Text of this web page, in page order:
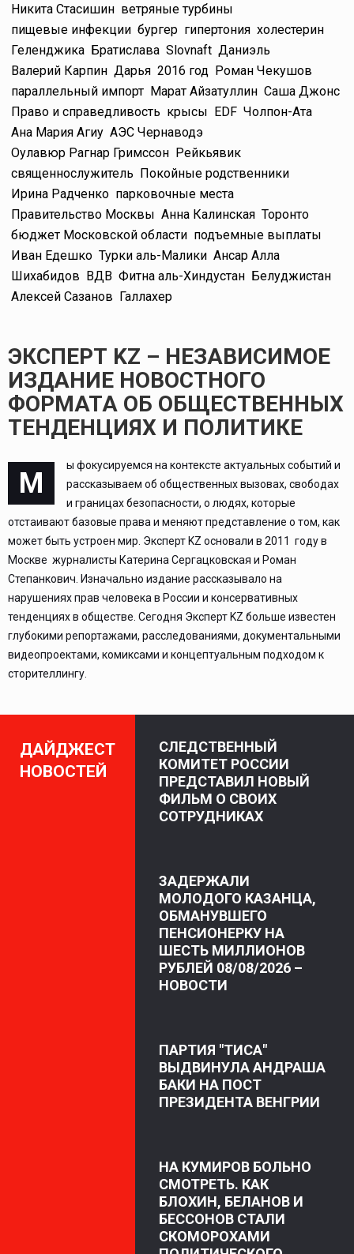
Никита Стасишин ветряные турбины
пищевые инфекции бургер гипертония холестерин
Геленджика Братислава Slovnaft Даниэль
Валерий Карпин Дарья 2016 год Роман Чекушов
параллельный импорт Марат Айзатуллин Саша Джонс
Право и справедливость крысы EDF Чолпон-Ата
Ана Мария Агиу АЭС Чернаводэ
Оулавюр Рагнар Гримссон Рейкьявик
священнослужитель Покойные родственники
Ирина Радченко парковочные места
Правительство Москвы Анна Калинская Торонто
бюджет Московской области подъемные выплаты
Иван Едешко Турки аль-Малики Ансар Алла
Шихабидов ВДВ Фитна аль-Хиндустан Белуджистан
Алексей Сазанов Галлахер
ЭКСПЕРТ KZ – НЕЗАВИСИМОЕ
ИЗДАНИЕ НОВОСТНОГО
ФОРМАТА ОБ ОБЩЕСТВЕННЫХ
ТЕНДЕНЦИЯХ И ПОЛИТИКЕ
М
ы фокусируемся на контексте актуальных событий и
рассказываем об общественных вызовах, свободах
и границах безопасности, о людях, которые
отстаивают базовые права и меняют представление о том, как
может быть устроен мир. Эксперт KZ основали в 2011 году в
Москве журналисты Катерина Сергацковская и Роман
Степанкович. Изначально издание рассказывало на
нарушениях прав человека в России и консервативных
тенденциях в обществе. Сегодня Эксперт KZ больше известен
глубокими репортажами, расследованиями, документальными
видеопроектами, комиксами и концептуальным подходом к
сторителлингу.
ДАЙДЖЕСТ
НОВОСТЕЙ
СЛЕДСТВЕННЫЙ
КОМИТЕТ РОССИИ
ПРЕДСТАВИЛ НОВЫЙ
ФИЛЬМ О СВОИХ
СОТРУДНИКАХ
ЗАДЕРЖАЛИ
МОЛОДОГО КАЗАНЦА,
ОБМАНУВШЕГО
ПЕНСИОНЕРКУ НА
ШЕСТЬ МИЛЛИОНОВ
РУБЛЕЙ 08/08/2026 –
НОВОСТИ
ПАРТИЯ "ТИСА"
ВЫДВИНУЛА АНДРАША
БАКИ НА ПОСТ
ПРЕЗИДЕНТА ВЕНГРИИ
НА КУМИРОВ БОЛЬНО
СМОТРЕТЬ. КАК
БЛОХИН, БЕЛАНОВ И
БЕССОНОВ СТАЛИ
СКОМОРОХАМИ